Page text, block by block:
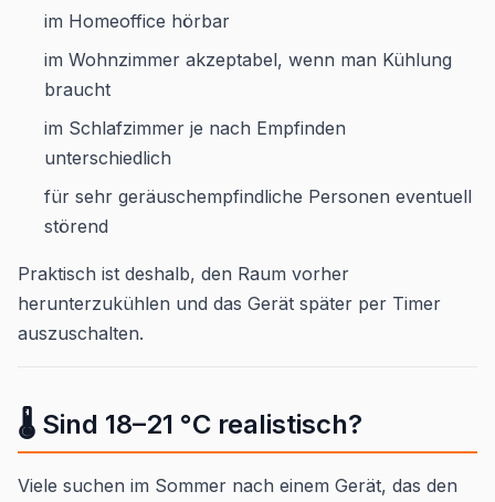
im Homeoffice hörbar
im Wohnzimmer akzeptabel, wenn man Kühlung
braucht
im Schlafzimmer je nach Empfinden
unterschiedlich
für sehr geräuschempfindliche Personen eventuell
störend
Praktisch ist deshalb, den Raum vorher
herunterzukühlen und das Gerät später per Timer
auszuschalten.
🌡️ Sind 18–21 °C realistisch?
Viele suchen im Sommer nach einem Gerät, das den